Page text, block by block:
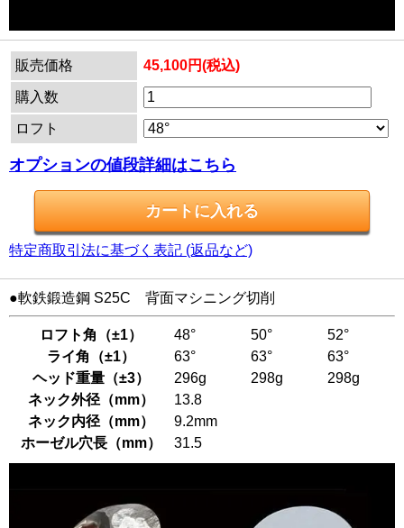
販売価格 45,100円(税込)
購入数
ロフト
オプションの値段詳細はこちら
特定商取引法に基づく表記 (返品など)
●軟鉄鍛造鋼 S25C 背面マシニング切削
ロフト角（±1） 48° 50°
52°
ライ角（±1）
63° 63°
63°
ヘッド重量（±3）
296g 298g
298g
ネック外径（mm）
13.8
ネック内径（mm）
9.2mm
ホーゼル穴長（mm）
31.5